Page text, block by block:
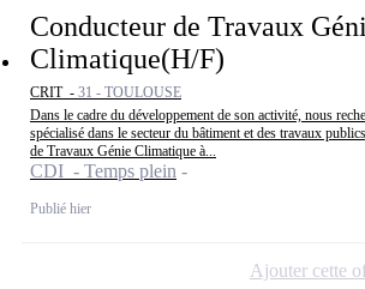
Conducteur de Travaux Géni
Climatique(H/F)
CRIT - 31 - TOULOUSE
Dans le cadre du développement de son activité, nous
spécialisé dans le secteur du bâtiment et des travaux
de Travaux Génie Climatique à...
CDI - Temps plein
Publié hier
Ajouter cette